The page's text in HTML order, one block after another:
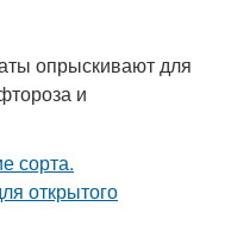
опрыскивают для
и